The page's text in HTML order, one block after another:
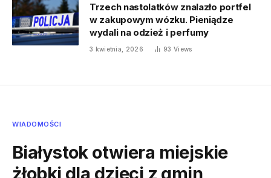
Trzech nastolatków znalazło portfel
w zakupowym wózku. Pieniądze
wydali na odzież i perfumy
3 kwietnia, 2026 93Views
WIADOMOŚCI
Białystok otwiera miejskie
żłobki dla dzieci z gmin